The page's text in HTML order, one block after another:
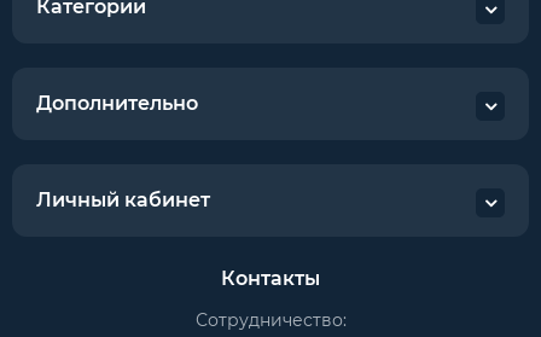
Категории
Дополнительно
Личный кабинет
Контакты
Сотрудничество: